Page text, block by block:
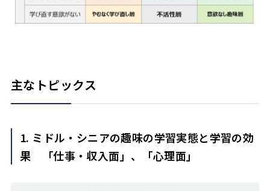
主なトピックス
1. ミドル・シニアの趣味の学習実態と学習の効
果 「仕事・収入面」、「心理面」